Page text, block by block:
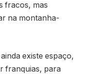
fracos, mas
na montanha-
existe espaço,
franquias, para